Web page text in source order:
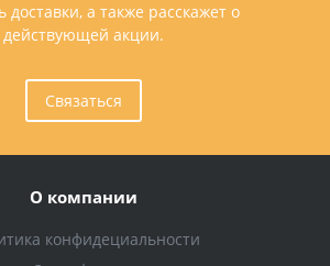
доставки, а также расскажет о
действующей акции.
Связаться
О компании
конфидециальности